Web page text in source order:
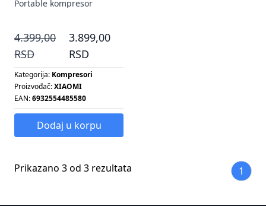
Portable kompresor
4.399,00
RSD
3.899,00
RSD
Kategorija: Kompresori
Proizvođač:XIAOMI
EAN:6932554485580
Dodaj u korpu
Prikazano 3 od 3 rezultata 1